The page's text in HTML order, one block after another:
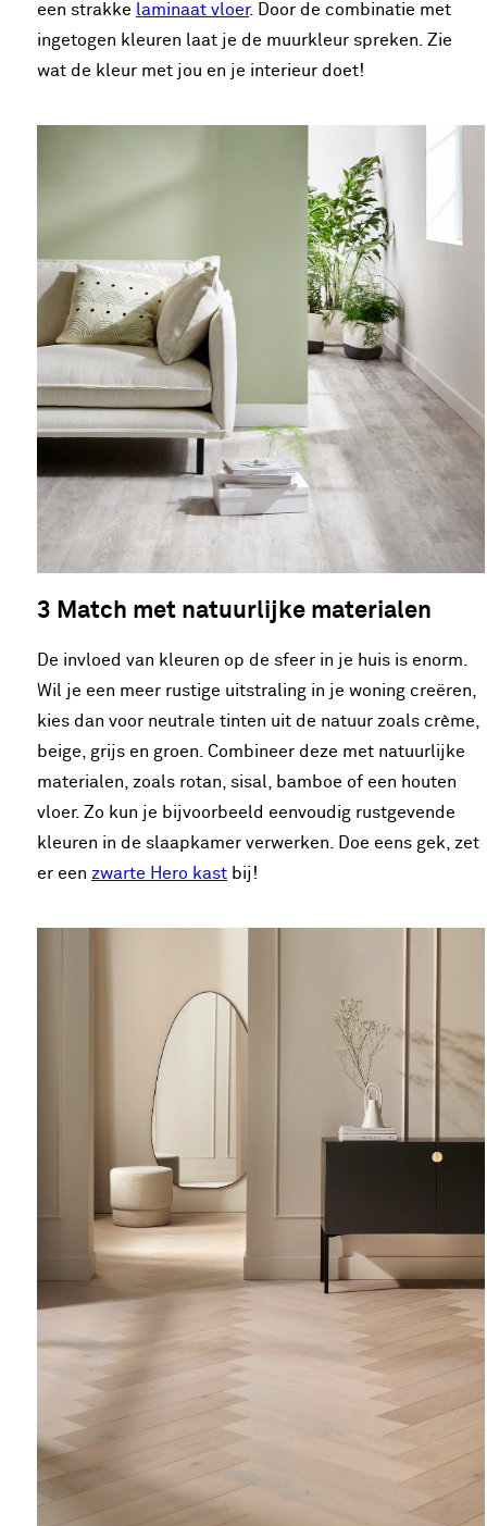
een strakke laminaat vloer. Door de combinatie met
ingetogen kleuren laat je de muurkleur spreken. Zie
wat de kleur met jou en je interieur doet!
3 Match met natuurlijke materialen
De invloed van kleuren op de sfeer in je huis is enorm.
Wil je een meer rustige uitstraling in je woning creëren,
kies dan voor neutrale tinten uit de natuur zoals crème,
beige, grijs en groen. Combineer deze met natuurlijke
materialen, zoals rotan, sisal, bamboe of een houten
vloer. Zo kun je bijvoorbeeld eenvoudig rustgevende
kleuren in de slaapkamer verwerken. Doe eens gek, zet
er een zwarte Hero kast bij!